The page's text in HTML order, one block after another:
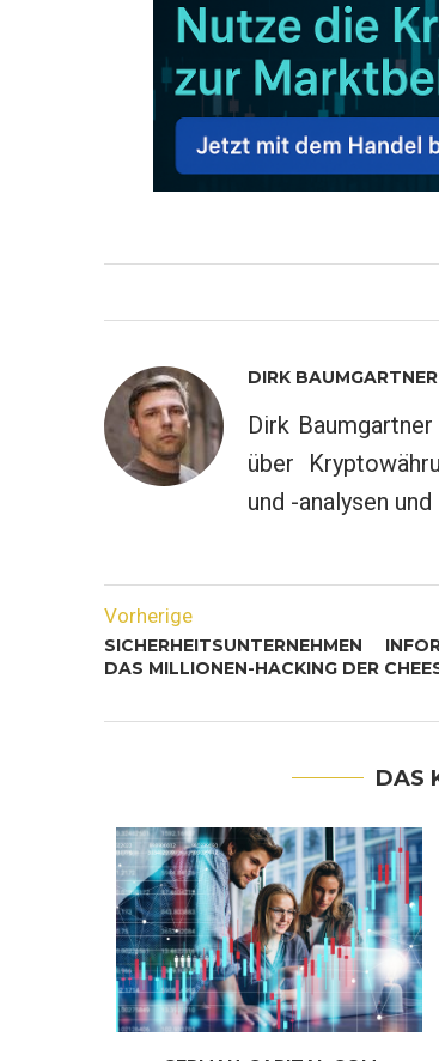
DIRK BAUMGARTNER
Dirk
über
und -analysen
Vorherige
SICHERHEITSUNTERNEHMEN
DAS MILLIONEN-HACKING DER
DAS